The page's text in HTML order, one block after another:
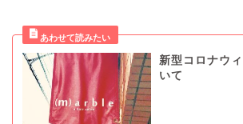
新型コロナウ
いて